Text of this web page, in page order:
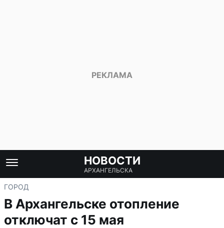
НОВОСТИ
АРХАНГЕЛЬСКА
ГОРОД
В Архангельске отопление
отключат с 15 мая